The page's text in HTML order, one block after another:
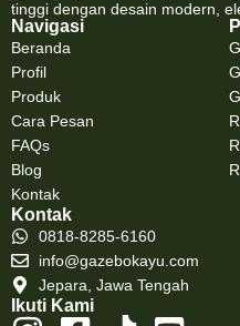
tinggi dengan desain modern,
Navigasi
Beranda
Profil
Produk
Cara Pesan
FAQs
Blog
Kontak
Kontak
0818-8285-6160
info@gazebokayu.com
Jepara, Jawa Tengah
Ikuti Kami